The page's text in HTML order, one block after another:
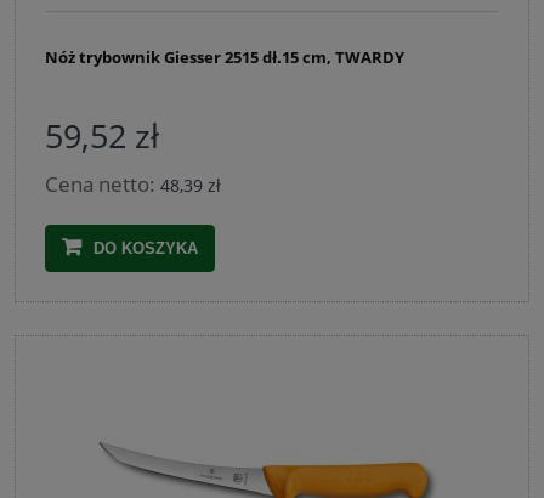
Nóż trybownik Giesser 2515 dł.15 cm, TWARDY
59,52 zł
Cena netto: 48,39 zł
DO KOSZYKA